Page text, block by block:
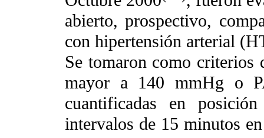
abierto, prospectivo,
con hipertensión arterial
Se tomaron como
mayor a 140 mmHg o
cuantificadas en
intervalos de 15 minutos